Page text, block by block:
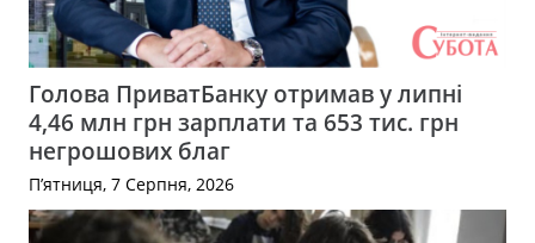
Голова ПриватБанку отримав у липні
4,46 млн грн зарплати та 653 тис. грн
негрошових благ
П’ятниця, 7 Серпня, 2026